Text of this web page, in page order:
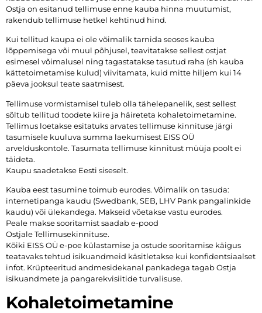
Ostja on esitanud tellimuse enne kauba hinna muutumist,
rakendub tellimuse hetkel kehtinud hind.
Kui tellitud kaupa ei ole võimalik tarnida seoses kauba
lõppemisega või muul põhjusel, teavitatakse sellest ostjat
esimesel võimalusel ning tagastatakse tasutud raha (sh kauba
kättetoimetamise kulud) viivitamata, kuid mitte hiljem kui 14
päeva jooksul teate saatmisest.
Tellimuse vormistamisel tuleb olla tähelepanelik, sest sellest
sõltub tellitud toodete kiire ja häireteta kohaletoimetamine.
Tellimus loetakse esitatuks arvates tellimuse kinnituse järgi
tasumisele kuuluva summa laekumisest EISS OÜ
arvelduskontole. Tasumata tellimuse kinnitust müüja poolt ei
täideta.
Kaupu saadetakse Eesti siseselt.
Kauba eest tasumine toimub eurodes. Võimalik on tasuda:
internetipanga kaudu (Swedbank, SEB, LHV Pank pangalinkide
kaudu) või ülekandega. Makseid võetakse vastu eurodes.
Peale makse sooritamist saadab e-pood
Ostjale Tellimusekinnituse.
Kõiki EISS OÜ e-poe külastamise ja ostude sooritamise käigus
teatavaks tehtud isikuandmeid käsitletakse kui konfidentsiaalset
infot. Krüpteeritud andmesidekanal pankadega tagab Ostja
isikuandmete ja pangarekvisiitide turvalisuse.
Kohaletoimetamine